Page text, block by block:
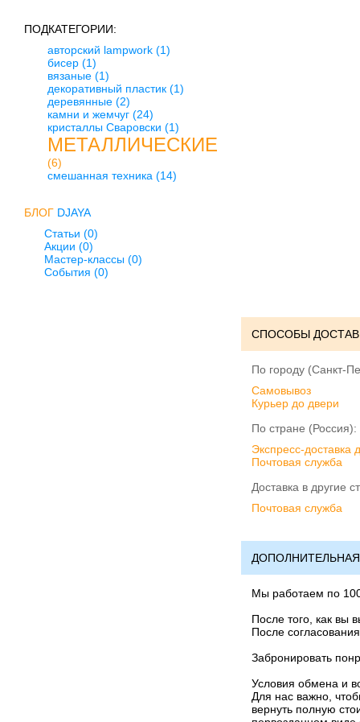
ПОДКАТЕГОРИИ:
авторский lampwork (1)
бисер (1)
вязаные (1)
декоративный пластик (1)
деревянные (2)
камни и жемчуг (24)
кристаллы Сваровски (1)
МЕТАЛЛИЧЕСКИЕ
(6)
смешанная техника (14)
БЛОГ DJAYA
Статьи (0)
Акции (0)
Мастер-классы (0)
События (0)
СПОСОБЫ
По городу (Санкт-
Cамовывоз
Курьер до двери
По стране (Россия):
Экспресс-доставка
Почтовая служба
Доставка в другие
Почтовая служба
Мы работаем по
После того, как вы
После
Забронировать
Условия обмена и
Для нас важно,
вернуть полную